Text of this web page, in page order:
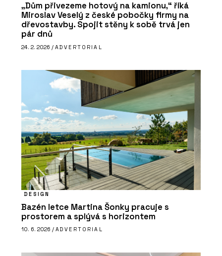
„Dům přivezeme hotový na kamionu,“ říká
Miroslav Veselý z české pobočky firmy na
dřevostavby. Spojit stěny k sobě trvá jen
pár dnů
24. 2. 2026 / ADVERTORIAL
DESIGN
Bazén letce Martina Šonky pracuje s
prostorem a splývá s horizontem
10. 6. 2026 / ADVERTORIAL